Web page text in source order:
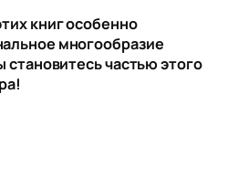
книг особенно
многообразие
частью этого